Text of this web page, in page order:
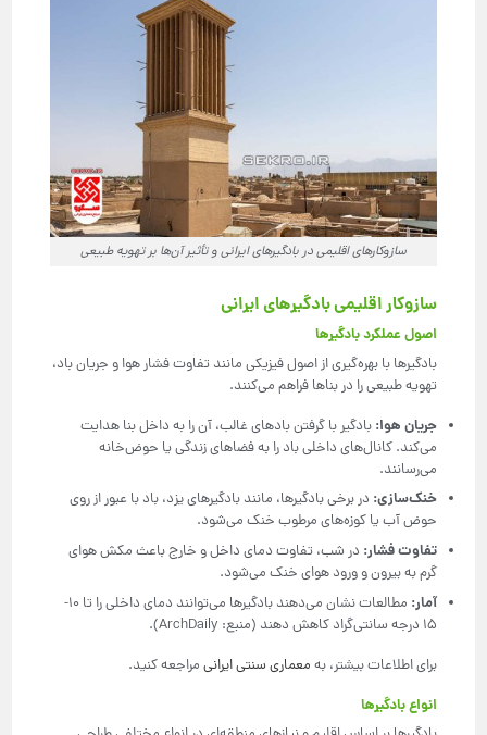
سازوکارهای اقلیمی در بادگیرهای ایرانی و تأثیر آن‌ها بر تهویه طبیعی
سازوکار اقلیمی بادگیرهای ایرانی
اصول عملکرد بادگیرها
بادگیرها با بهره‌گیری از اصول فیزیکی مانند تفاوت فشار هوا و جریان باد،
تهویه طبیعی را در بناها فراهم می‌کنند.
جریان هوا: بادگیر با گرفتن بادهای غالب، آن را به داخل بنا هدایت
می‌کند. کانال‌های داخلی باد را به فضاهای زندگی یا حوض‌خانه
می‌رسانند.
خنک‌سازی: در برخی بادگیرها، مانند بادگیرهای یزد، باد با عبور از روی
حوض آب یا کوزه‌های مرطوب خنک می‌شود.
تفاوت فشار: در شب، تفاوت دمای داخل و خارج باعث مکش هوای
گرم به بیرون و ورود هوای خنک می‌شود.
آمار:
مطالعات نشان می‌دهند بادگیرها می‌توانند دمای داخلی را تا 10-
15 درجه سانتی‌گراد کاهش دهند (منبع: ArchDaily).
برای اطلاعات بیشتر، به معماری سنتی ایرانی مراجعه کنید.
انواع بادگیرها